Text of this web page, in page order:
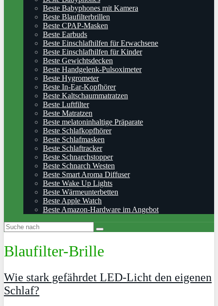
Beste Babyphones mit Kamera
Beste Blaufilterbrillen
Beste CPAP-Masken
Beste Earbuds
Beste Einschlafhilfen für Erwachsene
Beste Einschlafhilfen für Kinder
Beste Gewichtsdecken
Beste Handgelenk-Pulsoximeter
Beste Hygrometer
Beste In-Ear-Kopfhörer
Beste Kaltschaummatratzen
Beste Luftfilter
Beste Matratzen
Beste melatoninhaltige Präparate
Beste Schlafkopfhörer
Beste Schlafmasken
Beste Schlaftracker
Beste Schnarchstopper
Beste Schnarch Westen
Beste Smart Aroma Diffuser
Beste Wake Up Lights
Beste Wärmeunterbetten
Beste Apple Watch
Beste Amazon-Hardware im Angebot
Blaufilter-Brille
Wie stark gefährdet LED-Licht den eigenen
Schlaf?